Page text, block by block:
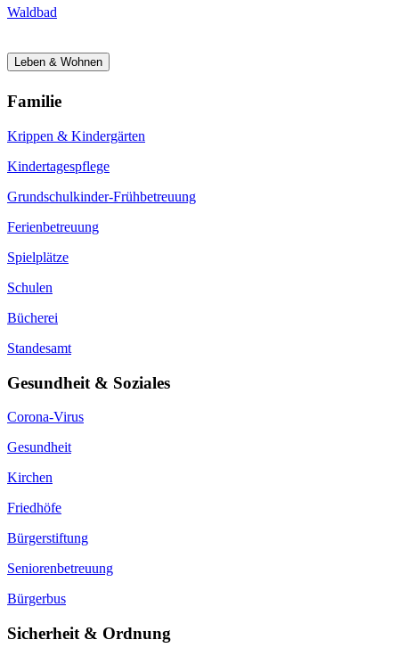
Waldbad
Leben & Wohnen
Familie
Krippen & Kindergärten
Kindertagespflege
Grundschulkinder-Frühbetreuung
Ferienbetreuung
Spielplätze
Schulen
Bücherei
Standesamt
Gesundheit & Soziales
Corona-Virus
Gesundheit
Kirchen
Friedhöfe
Bürgerstiftung
Seniorenbetreuung
Bürgerbus
Sicherheit & Ordnung